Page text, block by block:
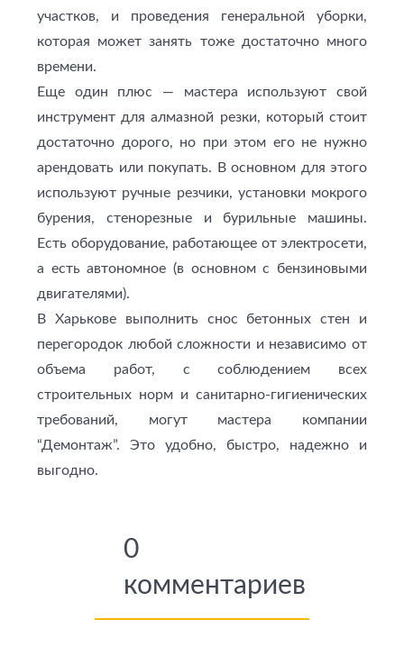
участков, и проведения генеральной уборки,
которая может занять тоже достаточно много
времени.
Еще один плюс — мастера используют свой
инструмент для алмазной резки, который стоит
достаточно дорого, но при этом его не нужно
арендовать или покупать. В основном для этого
используют ручные резчики, установки мокрого
бурения, стенорезные и бурильные машины.
Есть оборудование, работающее от электросети,
а есть автономное (в основном с бензиновыми
двигателями).
В Харькове выполнить снос бетонных стен и
перегородок любой сложности и независимо от
объема работ, с соблюдением всех
строительных норм и санитарно-гигиенических
требований, могут мастера компании
“Демонтаж”. Это удобно, быстро, надежно и
выгодно.
0
комментариев